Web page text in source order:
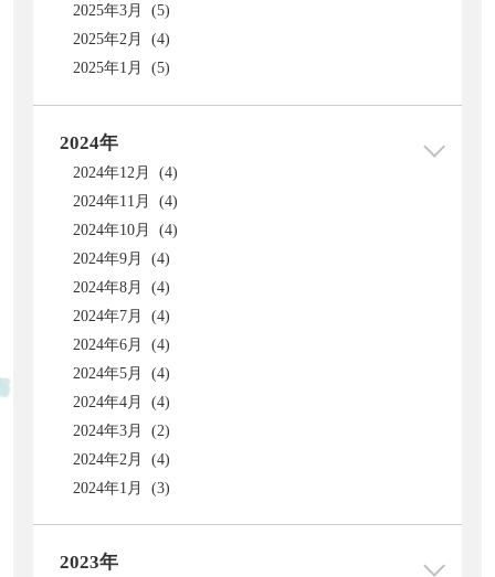
2025年3月 (5)
2025年2月 (4)
2025年1月 (5)
2024年
2024年12月 (4)
2024年11月 (4)
2024年10月 (4)
2024年9月 (4)
2024年8月 (4)
2024年7月 (4)
2024年6月 (4)
2024年5月 (4)
2024年4月 (4)
2024年3月 (2)
2024年2月 (4)
2024年1月 (3)
2023年